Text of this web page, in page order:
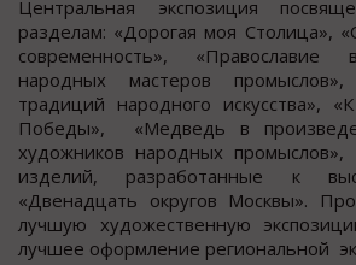
Центральная экспозиция
разделам: «Дорогая моя Столица»,
современность», «Православие
народных мастеров
традиций народного искусства»,
Победы», «Медведь в
художников народных
изделий, разработанные к
«Двенадцать округов Москвы».
лучшую художественную
лучшее оформление региональной